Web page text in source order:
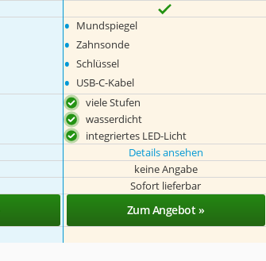
• Mundspiegel
• Zahnsonde
• Schlüssel
• USB-C-Kabel
viele Stufen
wasserdicht
integriertes LED-Licht
Details ansehen
keine Angabe
Sofort lieferbar
Zum Angebot »